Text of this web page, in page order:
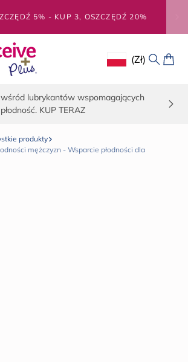
5% - KUP 3, OSZCZĘDŹ 20%
Geolocation
(zł)
Szukaj
lubrykantów wspomagających
płodność. KUP TERAZ
produkty
mężczyzn - Wsparcie płodności dla